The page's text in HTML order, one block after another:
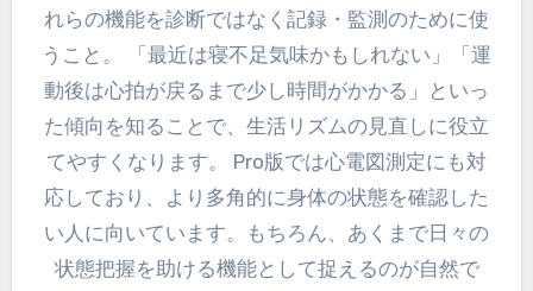
れらの機能を診断ではなく記録・監測のために使
うこと。 「最近は寝不足気味かもしれない」「運
動後は心拍が戻るまで少し時間がかかる」といっ
た傾向を知ることで、生活リズムの見直しに役立
てやすくなります。 Pro版では心電図測定にも対
応しており、より多角的に身体の状態を確認した
い人に向いています。もちろん、あくまで日々の
状態把握を助ける機能として捉えるのが自然で